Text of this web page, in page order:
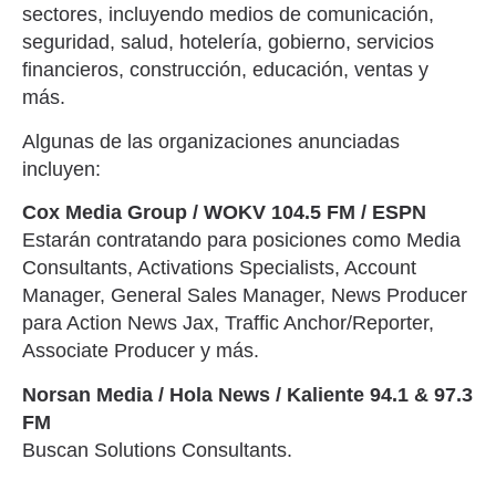
sectores, incluyendo medios de comunicación,
seguridad, salud, hotelería, gobierno, servicios
financieros, construcción, educación, ventas y
más.
Algunas de las organizaciones anunciadas
incluyen:
Cox Media Group / WOKV 104.5 FM / ESPN
Estarán contratando para posiciones como Media
Consultants, Activations Specialists, Account
Manager, General Sales Manager, News Producer
para Action News Jax, Traffic Anchor/Reporter,
Associate Producer y más.
Norsan Media / Hola News / Kaliente 94.1 & 97.3
FM
Buscan Solutions Consultants.